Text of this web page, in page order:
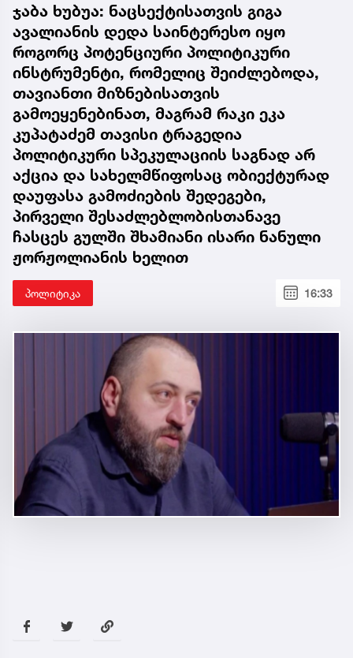
ჯაბა ხუბუა: ნაცსექტისათვის გიგა
ავალიანის დედა საინტერესო იყო
როგორც პოტენციური პოლიტიკური
ინსტრუმენტი, რომელიც შეიძლებოდა,
თავიანთი მიზნებისათვის
გამოეყენებინათ, მაგრამ რაკი ეკა
კუპატაძემ თავისი ტრაგედია
პოლიტიკური სპეკულაციის საგნად არ
აქცია და სახელმწიფოსაც ობიექტურად
დაუფასა გამოძიების შედეგები,
პირველი შესაძლებლობისთანავე
ჩასცეს გულში შხამიანი ისარი ნანული
ჟორჟოლიანის ხელით
პოლიტიკა 16:33